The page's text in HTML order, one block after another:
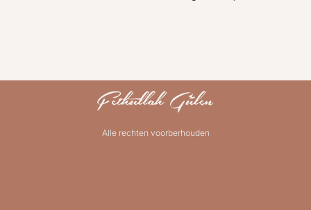
Alle rechten voorberhouden